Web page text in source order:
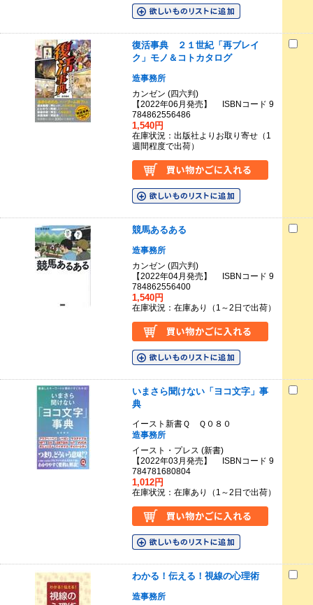
復活事典 ２１世紀「再ブレイ
ク」モノ＆コトカタログ
造事務所
カンゼン (四六判)
【2022年06月発売】 ISBNコード 9
784862556486
1,540円
在庫状況：出版社よりお取り寄せ（1
週間程度で出荷）
競馬あるある
造事務所
カンゼン (四六判)
【2022年04月発売】 ISBNコード 9
784862556400
1,540円
在庫状況：在庫あり（1～2日で出荷）
いまさら聞けない「ヨコ文字」事
典
イースト新書Ｑ Ｑ０８０
造事務所
イースト・プレス (新書)
【2022年03月発売】 ISBNコード 9
784781680804
1,012円
在庫状況：在庫あり（1～2日で出荷）
わかる！伝える！視線の心理術
造事務所